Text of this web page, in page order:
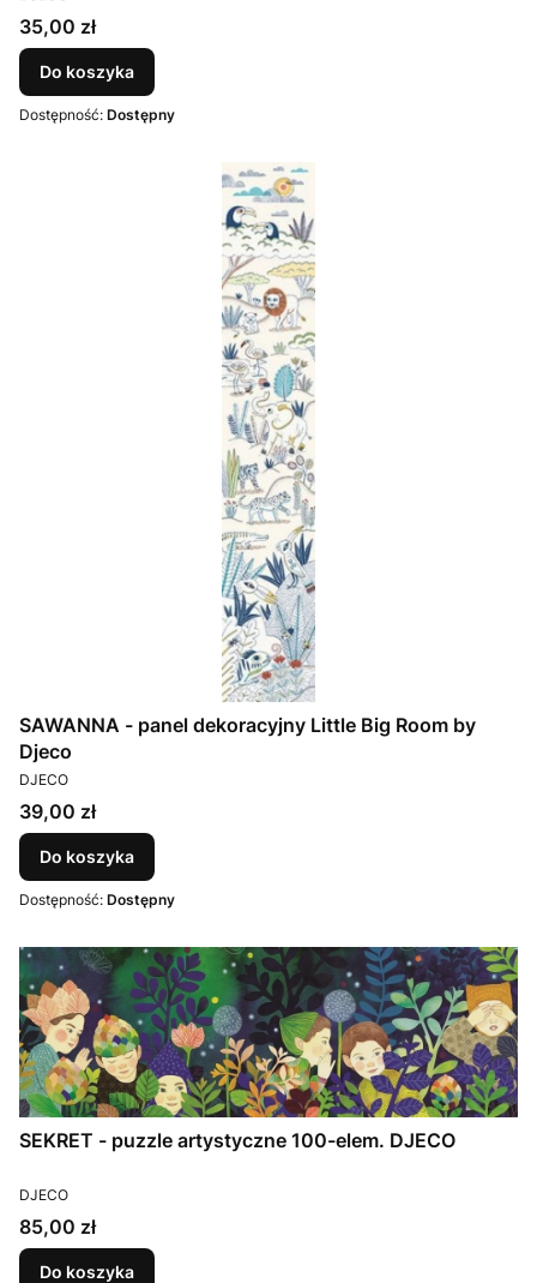
Cena
35,00 zł
Do koszyka
Dostępność: Dostępny
SAWANNA - panel dekoracyjny Little Big Room by
Djeco
PRODUCENT
DJECO
Cena
39,00 zł
Do koszyka
Dostępność: Dostępny
SEKRET - puzzle artystyczne 100-elem. DJECO
PRODUCENT
DJECO
Cena
85,00 zł
Do koszyka